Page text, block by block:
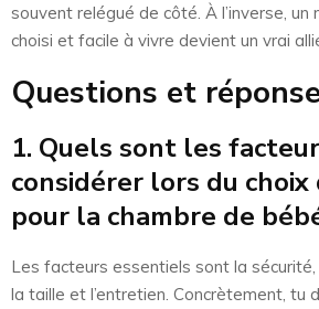
souvent relégué de côté. À l’inverse, un
choisi et facile à vivre devient un vrai
Questions et
1. Quels sont les
considérer lors du choix
pour la chambre de
Les facteurs essentiels sont la
la taille et l’entretien. Concrètement, tu